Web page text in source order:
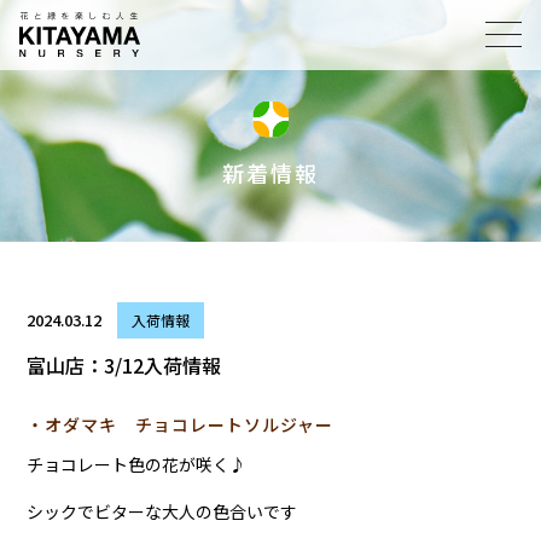
新着情報
2024.03.12 入荷情報
富山店：3/12入荷情報
・オダマキ チョコレートソルジャー
チョコレート色の花が咲く♪
シックでビターな大人の色合いです